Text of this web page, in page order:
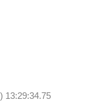
13:29:34.75